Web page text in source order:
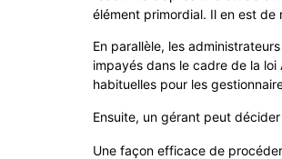
élément primordial. Il en est de
En parallèle, les
impayés dans le cadre de la
habituelles pour les
Ensuite, un gérant peut
Une façon efficace de